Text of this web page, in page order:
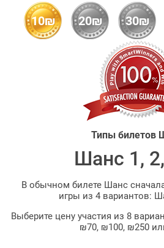
10₪ 20₪ 30₪
Типы билетов
Шанс 1,
В обычном билете Шанс
игры из 4 вариантов:
Выберите цену участия из 8
₪70, ₪100, ₪250